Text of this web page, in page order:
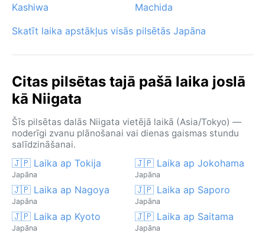
Kashiwa
Machida
Skatīt laika apstākļus visās pilsētās Japāna
Citas pilsētas tajā pašā laika joslā
kā Niigata
Šīs pilsētas dalās Niigata vietējā laikā (Asia/Tokyo) —
noderīgi zvanu plānošanai vai dienas gaismas stundu
salīdzināšanai.
🇯🇵 Laika ap Tokija
Japāna
🇯🇵 Laika ap Jokohama
Japāna
🇯🇵 Laika ap Nagoya
Japāna
🇯🇵 Laika ap Saporo
Japāna
🇯🇵 Laika ap Kyoto
Japāna
🇯🇵 Laika ap Saitama
Japāna